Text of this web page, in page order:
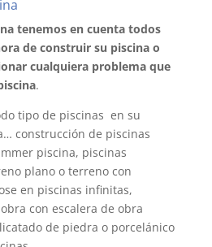
tenemos en cuenta todos
de construir su piscina o
cualquiera problema que
.
tipo de piscinas en su
construcción de piscinas
piscina, piscinas
plano o terreno con
en piscinas infinitas,
con escalera de obra
de piedra o porcelánico